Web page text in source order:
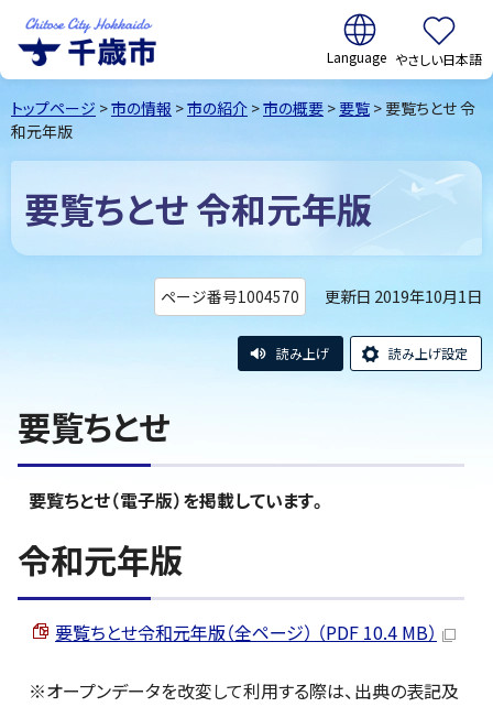
千歳市Chitose
City Hokkaido
翻訳:
やさしい日本語
トップページ >市の情報 >市の紹介 >市の概要 > 要覧 > 要覧ちとせ 令
和元年版
要覧ちとせ 令和元年版
ページ番号1004570 更新日 2019年10月1日
読み上げ 読み上げ設定
要覧ちとせ
要覧ちとせ（電子版）を掲載しています。
令和元年版
要覧ちとせ令和元年版（全ページ） （PDF 10.4 MB）
※オープンデータを改変して利用する際は、出典の表記及